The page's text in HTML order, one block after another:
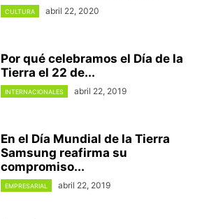
CULTURA abril 22, 2020
Por qué celebramos el Día de la
Tierra el 22 de...
INTERNACIONALES abril 22, 2019
En el Día Mundial de la Tierra
Samsung reafirma su
compromiso...
EMPRESARIAL abril 22, 2019